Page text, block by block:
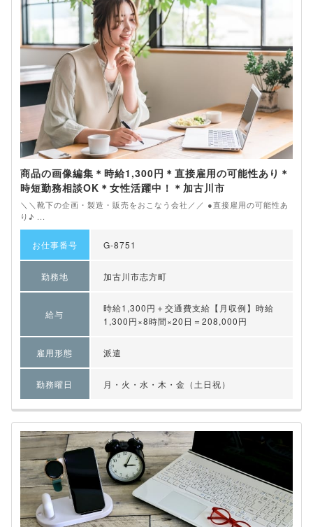
商品の画像編集＊時給1,300円＊直接雇用の可能性あり＊
時短勤務相談OK＊女性活躍中！＊加古川市
＼＼靴下の企画・製造・販売をおこなう会社／／ ●直接雇用の可能性あ
り♪ ...
お仕事番号 G-8751
勤務地 加古川市志方町
給与
時給1,300円＋交通費支給【月収例】時給
1,300円×8時間×20日＝208,000円
雇用形態 派遣
勤務曜日 月・火・水・木・金（土日祝）